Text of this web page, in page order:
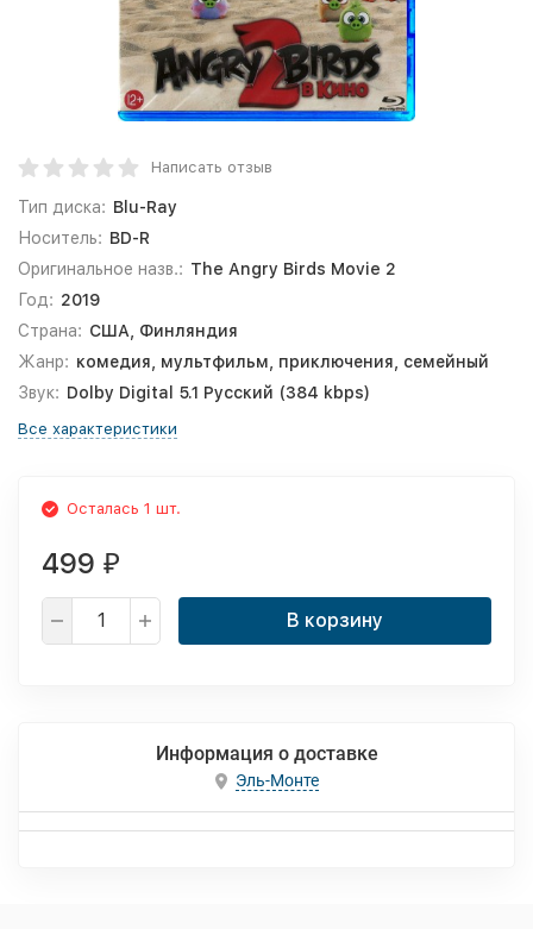
Написать отзыв
Тип диска: Blu-Ray
Носитель: BD-R
Оригинальное назв.: The Angry Birds Movie 2
Год: 2019
Страна: США, Финляндия
Жанр: комедия, мультфильм, приключения, семейный
Звук: Dolby Digital 5.1 Русский (384 kbps)
Все характеристики
Осталась 1 шт.
499 ₽
В корзину
Информация о доставке
Эль-Монте